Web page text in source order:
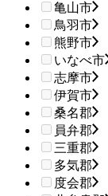
亀山市
鳥羽市
熊野市
いなべ市
志摩市
伊賀市
桑名郡
員弁郡
三重郡
多気郡
度会郡